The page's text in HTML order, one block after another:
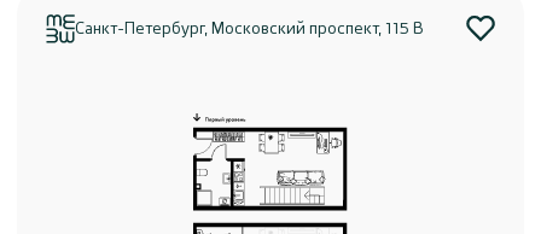
Санкт-Петербург, Московский проспект, 115 В